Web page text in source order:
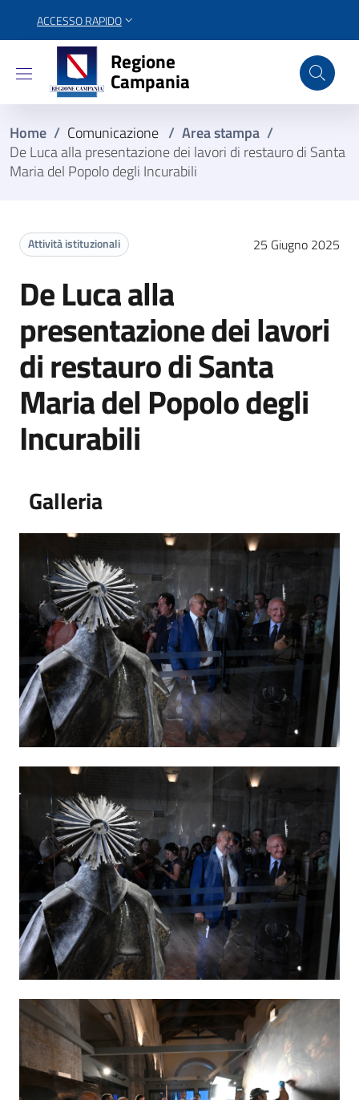
ACCESSO RAPIDO
Regione Campania
Regione
Campania
Home / Comunicazione / Area stampa /
De Luca alla presentazione dei lavori di restauro di Santa
Maria del Popolo degli Incurabili
Attività istituzionali 25 Giugno 2025
De Luca alla
presentazione dei lavori
di restauro di Santa
Maria del Popolo degli
Incurabili
Galleria